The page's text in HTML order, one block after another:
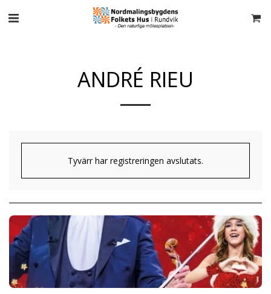
ANDRÉ RIEU
Tyvärr har registreringen avslutats.